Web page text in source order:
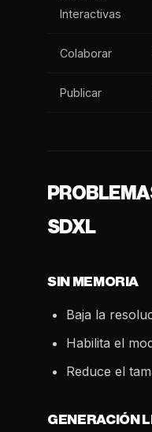
Interactivas
Colaborar
Publicar
SDXL
SIN MEMORIA
Baja la
Habilita el
Reduce el
GENERACIÓN